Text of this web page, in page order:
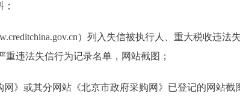
）列入失信被执行人、重大税收违法
重违法失信行为记录名单，网站截图；
或其分网站《北京市政府采购网》已登记的网站截